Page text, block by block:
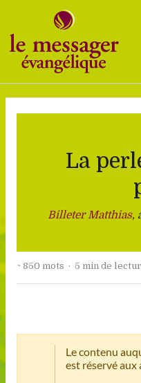
contenu
La
Billeter Matthias,
~ 850 mots · 5 min de
Le contenu
est réservé aux